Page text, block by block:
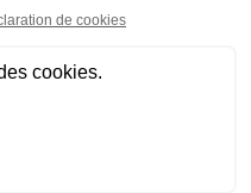
les Caraïbes
en observant des
les plus beaux